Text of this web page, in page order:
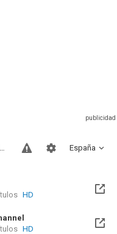
España
Sitios compatibles
2027 (Queda 1 año)
HD
HD